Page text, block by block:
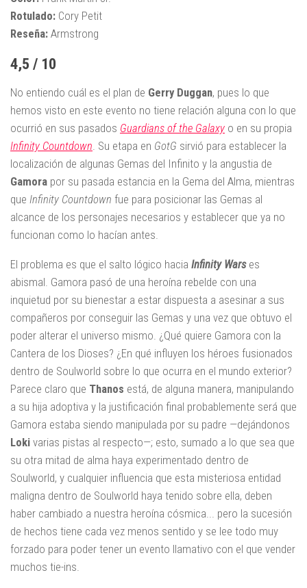
Rotulado: Cory Petit
Reseña: Armstrong
4,5 / 10
No entiendo cuál es el plan de Gerry Duggan, pues lo que
hemos visto en este evento no tiene relación alguna con lo que
ocurrió en sus pasados Guardians of the Galaxy o en su propia
Infinity Countdown. Su etapa en GotG sirvió para establecer la
localización de algunas Gemas del Infinito y la angustia de
Gamora por su pasada estancia en la Gema del Alma, mientras
que Infinity Countdown fue para posicionar las Gemas al
alcance de los personajes necesarios y establecer que ya no
funcionan como lo hacían antes.
El problema es que el salto lógico hacia Infinity Warses
abismal. Gamora pasó de una heroína rebelde con una
inquietud por su bienestar a estar dispuesta a asesinar a sus
compañeros por conseguir las Gemas y una vez que obtuvo el
poder alterar el universo mismo. ¿Qué quiere Gamora con la
Cantera de los Dioses? ¿En qué influyen los héroes fusionados
dentro de Soulworld sobre lo que ocurra en el mundo exterior?
Parece claro que Thanos está, de alguna manera, manipulando
a su hija adoptiva y la justificación final probablemente será que
Gamora estaba siendo manipulada por su padre —dejándonos
Loki varias pistas al respecto—; esto, sumado a lo que sea que
su otra mitad de alma haya experimentado dentro de
Soulworld, y cualquier influencia que esta misteriosa entidad
maligna dentro de Soulworld haya tenido sobre ella, deben
haber cambiado a nuestra heroína cósmica... pero la sucesión
de hechos tiene cada vez menos sentido y se lee todo muy
forzado para poder tener un evento llamativo con el que vender
muchos tie-ins.